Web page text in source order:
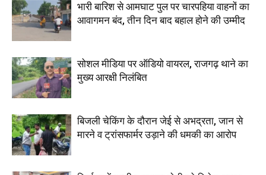
भारी बारिश से आमघाट पुल पर चारपहिया वाहनों का
आवागमन बंद, तीन दिन बाद बहाल होने की उम्मीद
सोशल मीडिया पर ऑडियो वायरल, राजगढ़ थाने का
मुख्य आरक्षी निलंबित
बिजली चेकिंग के दौरान जेई से अभद्रता, जान से
मारने व ट्रांसफार्मर उड़ाने की धमकी का आरोप